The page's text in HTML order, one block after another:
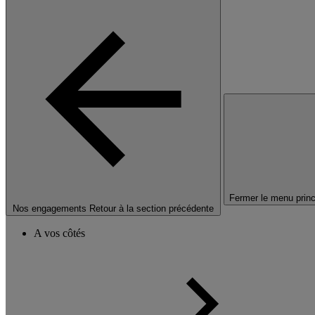
Nos engagements Retour à la section précédente
Fermer le menu
A vos côtés